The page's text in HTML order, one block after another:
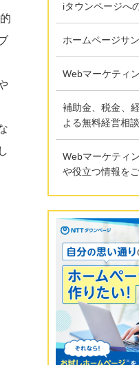
iタウンページへ
ホームページサ
Webマーケティ
補助金、税金、
よる無料経営相談
Webマーケティ
や役立つ情報を